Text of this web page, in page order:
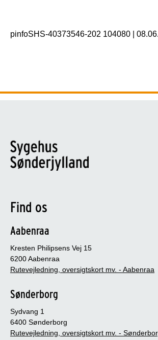
pinfoSHS-40373546-202 104080
Find os
Aabenraa
Kresten Philipsens Vej 15
6200 Aabenraa
Rutevejledning, oversigtskort mv. - Aabenraa
Sønderborg
Sydvang 1
6400 Sønderborg
Rutevejledning, oversigtskort mv. -